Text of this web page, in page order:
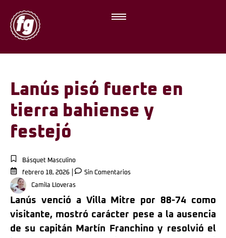
Lanús pisó fuerte en
tierra bahiense y
festejó
Básquet Masculino
febrero 18, 2026
Sin Comentarios
Camila Lloveras
Lanús venció a Villa Mitre por 88-74 como
visitante, mostró carácter pese a la ausencia
de su capitán Martín Franchino y resolvió el